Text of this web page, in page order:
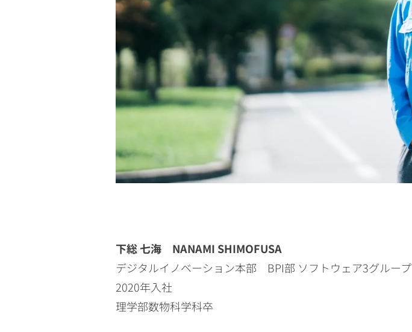
下総 七海 NANAMI SHIMOFUSA
デジタルイノベーション本部 BPI部 ソフトウェア3グループ
2020年入社
理学部数物科学科卒